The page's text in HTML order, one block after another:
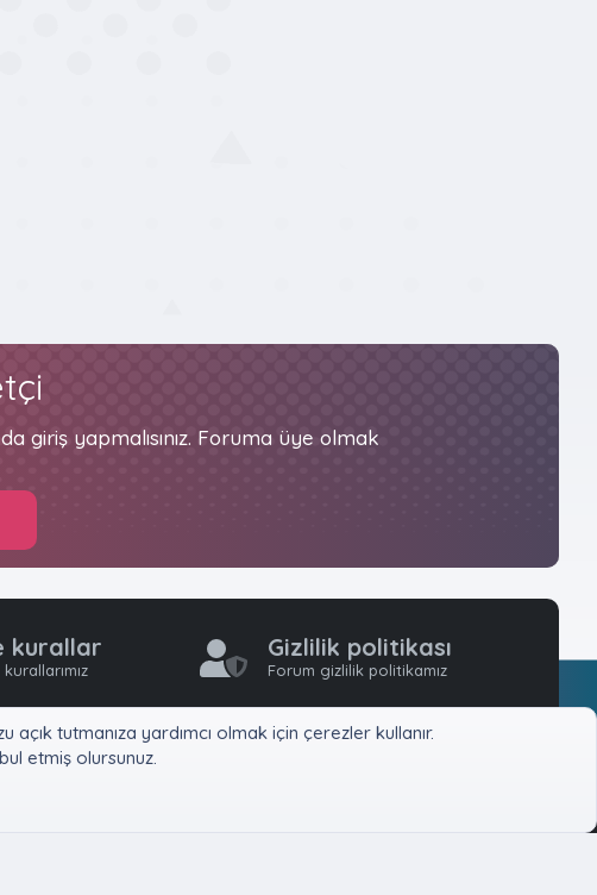
giriş yapmalısınız. Foruma üye olmak
kurallar Gizlilik politikası
Forum gizlilik politikamız
tutmanıza yardımcı olmak için çerezler kullanır.
etmiş olursunuz.